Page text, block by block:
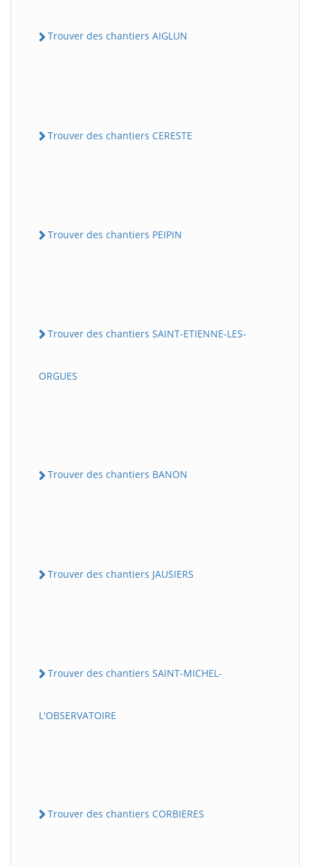
Trouver des chantiers AIGLUN
Trouver des chantiers CERESTE
Trouver des chantiers PEIPIN
Trouver des chantiers SAINT-ETIENNE-LES-
ORGUES
Trouver des chantiers BANON
Trouver des chantiers JAUSIERS
Trouver des chantiers SAINT-MICHEL-
L'OBSERVATOIRE
Trouver des chantiers CORBIERES